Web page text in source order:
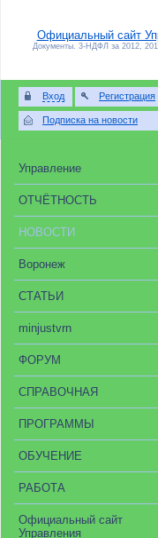
Официальный сайт
Документы. 3-НДФЛ за 2012,
Вход Регистрация
Подписка на новости
Управление
ОТЧЁТНОСТЬ
НОВОСТИ
Воронеж
СТАТЬИ
minjustvrn
ФОРУМ
СПРАВОЧНАЯ
ПРОГРАММЫ
ОБУЧЕНИЕ
РАБОТА
Официальный сайт
Управления